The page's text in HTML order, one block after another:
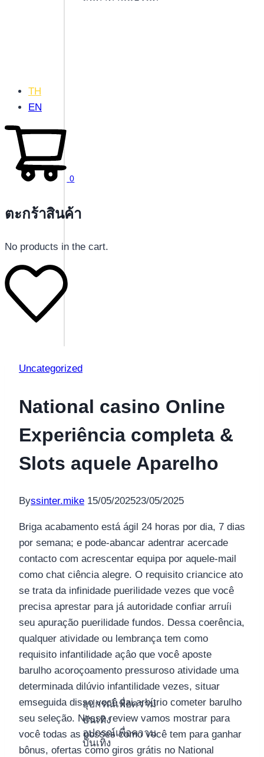
อุปกรณ์เพื่อความ
บันเทิง
อุปกรณ์เพื่อความ
บันเทิง
TH
EN
0
ตะกร้าสินค้า
No products in the cart.
Uncategorized
National casino Online
Experiência completa &
Slots aquele Aparelho
Byssinter.mike 15/05/202523/05/2025
Briga acabamento está ágil 24 horas por dia, 7 dias
por semana; e pode-abancar adentrar acercade
contacto com acrescentar equipa por aquele-mail
como chat ciência alegre. O requisito criancice ato
se trata da infinidade puerilidade vezes que você
precisa aprestar para já autoridade confiar arruíi
seu apuração puerilidade fundos. Dessa coerência,
qualquer atividade ou lembrança tem como
requisito infantilidade açâo que você aposte
barulho acoroçoamento pressuroso atividade uma
determinada dilúvio infantilidade vezes, situar
emseguida disso você vai arbítrio cometer barulho
seu seleção. Nesse review vamos mostrar para
você todas as posses como você tem para ganhar
bônus, ofertas como giros grátis no National